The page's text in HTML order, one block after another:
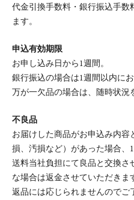
代金引換手数料・銀行振込手数
ます。
申込有効期限
お申し込み日から1週間。
銀行振込の場合は1週間以内にお
万が一欠品の場合は、随時状況
不良品
お届けした商品がお申込み内
損、汚損など）があった場合、
送料当社負担にて良品と交換
な場合は返金させていただき
返品には応じられませんのでご